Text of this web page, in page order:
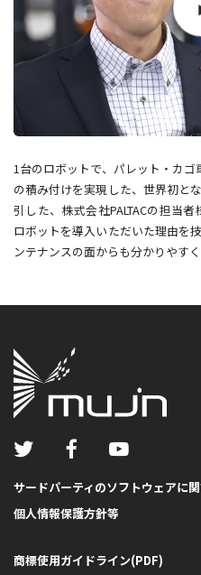
1台のロボットで、パレット・カ
の積み付けを実現した、世界初と
引した、株式会社PALTACの担当
ロボットを導入いただいた理由を
ンテナンスの面からも分かりやす
サードパーティのソフトウェアに
個人情報保護方針等
商標使用ガイドライン(PDF)